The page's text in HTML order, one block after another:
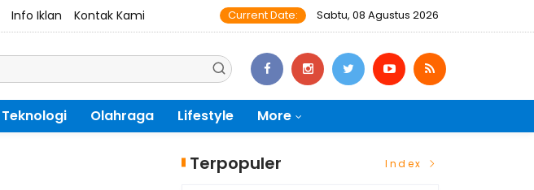
Info Iklan Kontak Kami Current Date: Sabtu, 08 Agustus 2026
Teknologi Olahraga Lifestyle More
Terpopuler Index